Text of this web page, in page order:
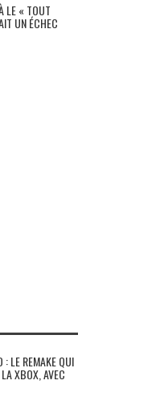
LE « TOUT
UN ÉCHEC
: LE REMAKE QUI
XBOX, AVEC